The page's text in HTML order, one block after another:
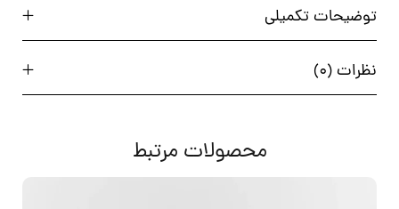
توضیحات تکمیلی
نظرات (0)
محصولات مرتبط